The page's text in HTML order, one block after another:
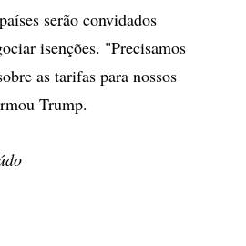
serão convidados
isenções. "Precisamos
as tarifas para nossos
Trump.